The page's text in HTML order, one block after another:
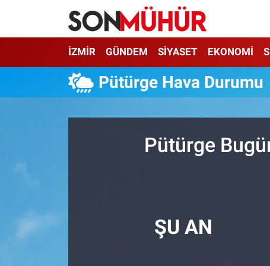
İZMİR GÜNDEM SİYASET EKONOMİ
Pütürge Hava Durumu
Pütürge
ŞU AN
İzmir Nöbetçi Eczaneler
İzmir Hava Durumu
İzmir Trafik Yoğunluk Haritası